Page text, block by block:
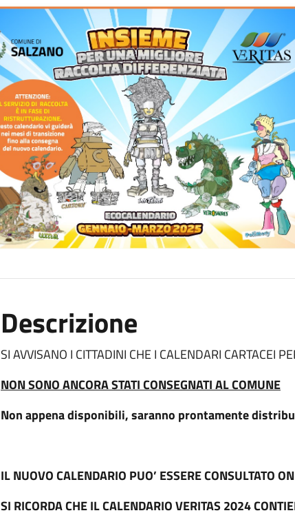
Descrizione
SI AVVISANO I CITTADINI CHE I CALENDARI CARTACEI
NON SONO ANCORA STATI CONSEGNATI AL COMUNE
Non appena disponibili, saranno prontamente
IL NUOVO CALENDARIO PUO’ ESSERE CONSULTATO
SI RICORDA CHE IL CALENDARIO VERITAS 2024